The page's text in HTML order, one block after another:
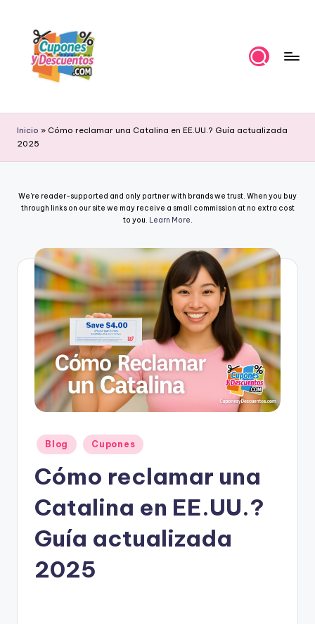
content
u
p
n
D
estas
descuentos
Inicio » Cómo reclamar una Catalina en EE.UU.? Guía actualizada
2025
We're reader-supported and only partner with brands we trust. When you buy
through links on our site we may receive a small commission at no extra cost
to you. Learn More.
Posted
in
Blog Cupones
Cómo reclamar una
Catalina en EE.UU.?
Guía actualizada
2025